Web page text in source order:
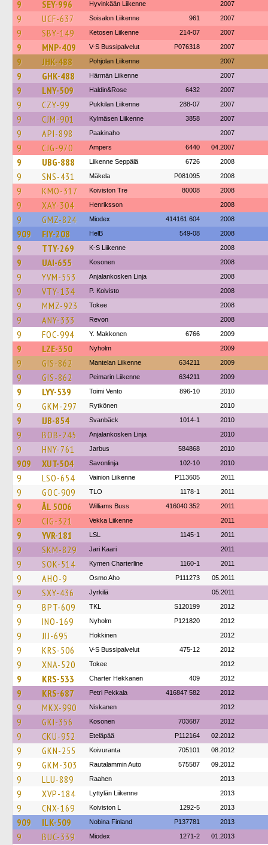
9 SEY-996 Hyvinkään Liikenne 2007
9 UCF-637 Soisalon Liikenne 961 2007
9 SBY-149 Ketosen Liikenne 214-07 2007
9 MNP-409 V-S Bussipalvelut P076318 2007
9 JHK-488 Pohjolan Liikenne 2007
9 GHK-488 Härmän Liikenne 2007
9 LNY-509 Haldin&Rose 6432 2007
9 CZY-99 Pukkilan Liikenne 288-07 2007
9 CJM-901 Kylmäsen Liikenne 3858 2007
9 API-898 Paakinaho 2007
9 CJG-970 Ampers 6440 04.2007
9 UBG-888 Liikenne Seppälä 6726 2008
9 SNS-431 Mäkela P081095 2008
9 KMO-317 Koiviston Tre 80008 2008
9 XAY-304 Henriksson 2008
9 GMZ-824 Miodex 414161 604 2008
909 FIY-208 HelB 549-08 2008
9 TTY-269 K-S Liikenne 2008
9 UAI-655 Kosonen 2008
9 YVM-553 Anjalankosken Linja 2008
9 VTY-134 P. Koivisto 2008
9 MMZ-923 Tokee 2008
9 ANY-333 Revon 2008
9 FOC-994 Y. Makkonen 6766 2009
9 LZE-350 Nyholm 2009
9 GIS-862 Mantelan Liikenne 634211 2009
9 GIS-862 Peimarin Liikenne 634211 2009
9 LYY-539 Toimi Vento 896-10 2010
9 GKM-297 Rytkönen 2010
9 IJB-854 Svanbäck 1014-1 2010
9 BOB-245 Anjalankosken Linja 2010
9 HNY-761 Jarbus 584868 2010
909 XUT-504 Savonlinja 102-10 2010
9 LSO-654 Vainion Liikenne P113605 2011
9 GOC-909 TLO 1178-1 2011
9 ÅL 5006 Williams Buss 416040 352 2011
9 CIG-321 Vekka Liikenne 2011
9 YVR-181 LSL 1145-1 2011
9 SKM-829 Jari Kaari 2011
9 SOK-514 Kymen Charterline 1160-1 2011
9 AHO-9 Osmo Aho P111273 05.2011
9 SXY-436 Jyrkilä 05.2011
9 BPT-609 TKL S120199 2012
9 INO-169 Nyholm P121820 2012
9 JIJ-695 Hokkinen 2012
9 KRS-506 V-S Bussipalvelut 475-12 2012
9 XNA-520 Tokee 2012
9 KRS-533 Charter Hekkanen 409 2012
9 KRS-687 Petri Pekkala 416847 582 2012
9 MKX-990 Niskanen 2012
9 GKI-356 Kosonen 703687 2012
9 CKU-952 Eteläpää P112164 02.2012
9 GKN-255 Koivuranta 705101 08.2012
9 GKM-303 Rautalammin Auto 575587 09.2012
9 LLU-889 Raahen 2013
9 XVP-184 Lyttylän Liikenne 2013
9 CNX-169 Koiviston L 1292-5 2013
909 ILK-509 Nobina Finland P137781 2013
9 BUC-339 Miodex 1271-2 01.2013